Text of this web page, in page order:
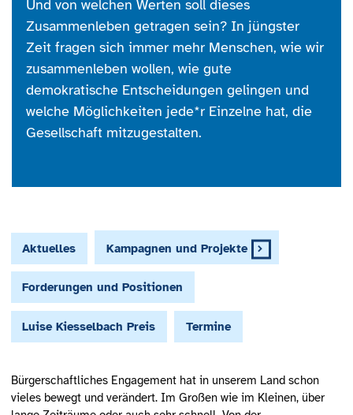
Und von welchen Werten soll dieses
Zusammenleben getragen sein? In jüngster
Zeit fragen sich immer mehr Menschen, wie wir
zusammenleben wollen, wie gute
demokratische Entscheidungen gelingen und
welche Möglichkeiten jede*r Einzelne hat, die
Gesellschaft mitzugestalten.
Aktuelles Kampagnen und Projekte
Forderungen und Positionen
Luise Kiesselbach Preis Termine
Bürgerschaftliches Engagement hat in unserem Land schon
vieles bewegt und verändert. Im Großen wie im Kleinen, über